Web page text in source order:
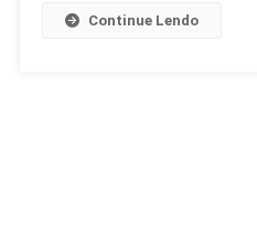
Continue Lendo